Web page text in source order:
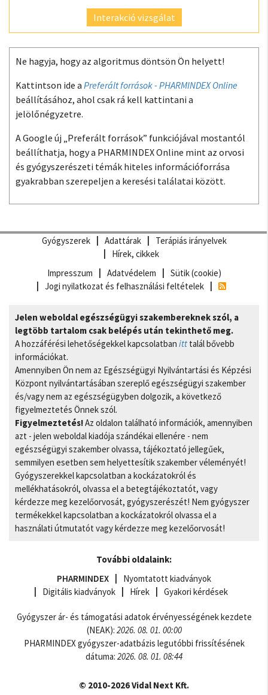
Interakció vizsgálat
Ne hagyja, hogy az algoritmus döntsön Ön helyett!
Kattintson ide a Preferált források - PHARMINDEX Online
beállításához, ahol csak rá kell kattintani a
jelölőnégyzetre.
A Google új „Preferált források” funkciójával mostantól
beállíthatja, hogy a PHARMINDEX Online mint az orvosi
és gyógyszerészeti témák hiteles információforrása
gyakrabban szerepeljen a keresési találatai között.
Gyógyszerek Adattárak
Terápiás irányelvek
Hírek, cikkek
Impresszum
Adatvédelem
Sütik (cookie)
Jogi nyilatkozat és felhasználási feltételek
Jelen weboldal egészségügyi szakembereknek szól, a
legtöbb tartalom csak belépés után tekinthető meg.
A hozzáférési lehetőségekkel kapcsolatban itt talál bővebb
információkat.
Amennyiben Ön nem az Egészségügyi Nyilvántartási és Képzési
Központ nyilvántartásában szereplő egészségügyi szakember
és/vagy nem az egészségügyben dolgozik, a következő
figyelmeztetés Önnek szól.
Figyelmeztetés!Az oldalon található információk, amennyiben
azt - jelen weboldal kiadója szándékai ellenére - nem
egészségügyi szakember olvassa, tájékoztató jellegűek,
semmilyen esetben sem helyettesítik szakember véleményét!
Gyógyszerekkel kapcsolatban a kockázatokról és
mellékhatásokról, olvassa el a betegtájékoztatót, vagy
kérdezze meg kezelőorvosát, gyógyszerészét! Nem gyógyszer
termékekkel kapcsolatban a kockázatokról olvassa el a
használati útmutatót vagy kérdezze meg kezelőorvosát!
További oldalaink:
PHARMINDEX
Nyomtatott kiadványok
Digitális kiadványok
Hírek Gyakori kérdések
Gyógyszer ár- és támogatási adatok érvényességének kezdete
(NEAK): 2026. 08. 01. 00:00
PHARMINDEX gyógyszer-adatbázis legutóbbi frissítésének
dátuma: 2026. 08. 01. 08:44
© 2010-2026 Vidal Next Kft.